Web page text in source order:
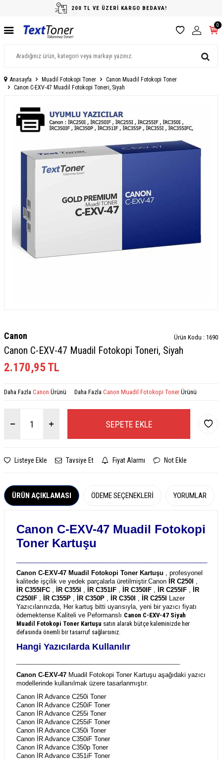
200 TL VE ÜZERİ KARGO BEDAVA!
0
Anasayfa Muadil Fotokopi Toner
Canon Muadil Fotokopi Toner
Canon C-EXV-47 Muadil Fotokopi Toneri, Siyah
Canon Ürün Kodu : 1690
Canon C-EXV-47 Muadil Fotokopi Toneri, Siyah
2.170,95 TL
Daha Fazla Canon Ürünü Daha Fazla Canon Muadil Fotokopi Toner Ürünü
SEPETE EKLE
Listeye Ekle Tavsiye Et Fiyat Alarmı Not Ekle
ÜRÜN AÇIKLAMASI ÖDEME SEÇENEKLERI YORUMLAR
Canon C-EXV-47 Muadil Fotokopi
Toner Kartuşu
Canon C-EXV-47 Muadil Fotokopi Toner Kartuşu , profesyonel
kalitede işçilik ve yedek parçalarla üretilmiştir.Canon İR C250I ,
İR C355IFC , İR C355I , İR C351IF , İR C350IF , İR C255IF , İR
C250IF , İR C355P , İR C350P , İR C350I , İR C255I
Lazer
Yazıcılarınızda, Her kartuş bitti uyarısıyla, yeni bir yazıcı fiyatı
ödemektense Kaliteli ve Peformanslı Canon C-EXV-47 Siyah
Muadil Fotokopi Toner Kartuşu satın alarak bütçe kaleminizde her
defasında önemli bir tasarruf sağlarsınız.
Hangi Yazıcılarda Kullanılır
Canon C-EXV-47 Muadil Fotokopi Toner Kartuşu aşağıdaki yazıcı
modellerinde kullanılmak üzere tasarlanmıştır.
Canon İR Advance C250i Toner
Canon İR Advance C250iF Toner
Canon İR Advance C255i Toner
Canon İR Advance C255iF Toner
Canon İR Advance C350i Toner
Canon İR Advance C350iF Toner
Canon İR Advance C350p Toner
Canon İR Advance C351iF Toner